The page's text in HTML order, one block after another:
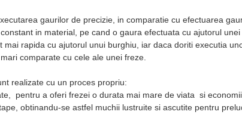
gaurilor de precizie, in comparatie cu efectuarea
in material, pe cand o gaura efectuata cu ajutorul
rapida cu ajutorul unui burghiu, iar daca doriti executia
comparate cu cele ale unei freze.
realizate cu un proces propriu:
pentru a oferi frezei o durata mai mare de viata si
obtinandu-se astfel muchii lustruite si ascutite pentru